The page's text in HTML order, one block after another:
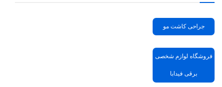
جراحی کاشت مو
فروشگاه لوازم شخصی
برقی فیدابا